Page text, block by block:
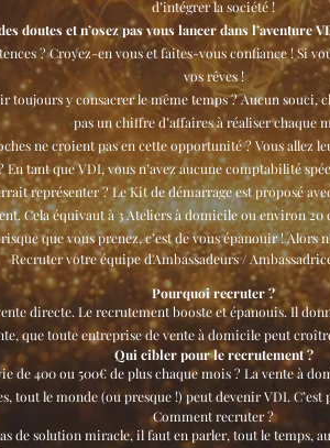
d’intégrer la société !
doutes et n’osez pas vous lancer dans l’aventure
? Croyez-en vous et faites-vous confiance ! Si
vos rêves !
toujours y consacrer le même temps ? Aucun
pas un chiffre d’affaires à réaliser chaque
ne croient pas en cette opportunité ? Vous allez
tant que VDI, vous n’avez aucune comptabilité
représenter ? Le Kit de démarrage est proposé
Cela équivaut à 3 Ateliers à domicile ou environ
que vous prenez, c’est de vous épanouir ! Alors
Recruter votre équipe d'Ambassadeurs /
Pourquoi recruter ?
directe. Le recrutement booste et épanouis. Il
que toute entreprise de vente à domicile peut
Qui cibler pour le recrutement ?
de 400 ou 500€ de plus chaque mois ? La vente à
tout le monde (ou presque !) peut devenir VDI.
Comment recruter ?
de solution miracle, il faut en parler, tout le temps,